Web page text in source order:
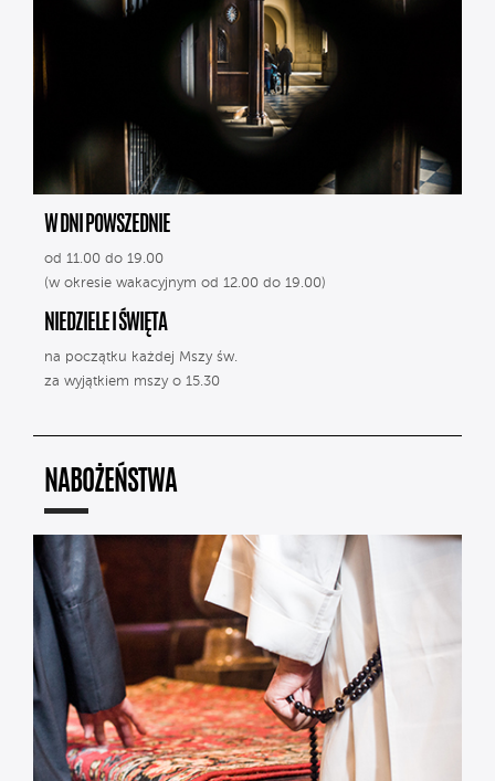
W DNI POWSZEDNIE
od 11.00 do 19.00
(w okresie wakacyjnym od 12.00 do 19.00)
NIEDZIELE I ŚWIĘTA
na początku każdej Mszy św.
za wyjątkiem mszy o 15.30
NABOŻEŃSTWA